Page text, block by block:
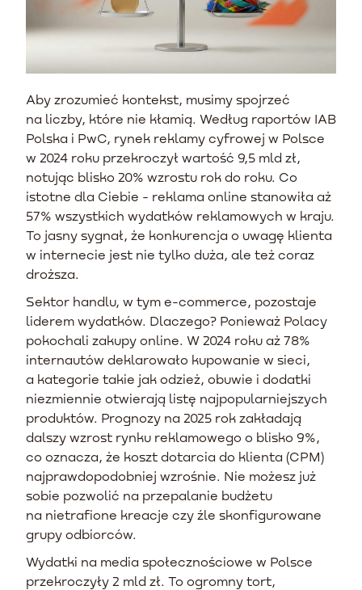
Aby zrozumieć kontekst, musimy spojrzeć
na liczby, które nie kłamią. Według raportów IAB
Polska i PwC, rynek reklamy cyfrowej w Polsce
w 2024 roku przekroczył wartość 9,5 mld zł,
notując blisko 20% wzrostu rok do roku. Co
istotne dla Ciebie - reklama online stanowiła aż
57% wszystkich wydatków reklamowych w kraju.
To jasny sygnał, że konkurencja o uwagę klienta
w internecie jest nie tylko duża, ale też coraz
droższa.
Sektor handlu, w tym e-commerce, pozostaje
liderem wydatków. Dlaczego? Ponieważ Polacy
pokochali zakupy online. W 2024 roku aż 78%
internautów deklarowało kupowanie w sieci,
a kategorie takie jak odzież, obuwie i dodatki
niezmiennie otwierają listę najpopularniejszych
produktów. Prognozy na 2025 rok zakładają
dalszy wzrost rynku reklamowego o blisko 9%,
co oznacza, że koszt dotarcia do klienta (CPM)
najprawdopodobniej wzrośnie. Nie możesz już
sobie pozwolić na przepalanie budżetu
na nietrafione kreacje czy źle skonfigurowane
grupy odbiorców.
Wydatki na media społecznościowe w Polsce
przekroczyły 2 mld zł. To ogromny tort,